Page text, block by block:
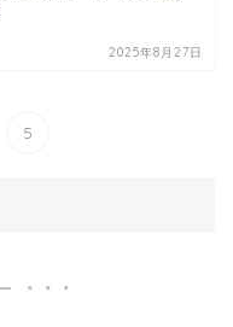
2025年8月27日
5